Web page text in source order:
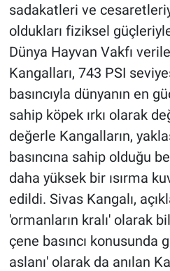
sadakatleri ve
oldukları fiziksel
Dünya Hayvan Vakfı
Kangalları, 743 PSI
basıncıyla dünyanın en
sahip köpek ırkı olarak
değerle Kangalların,
basıncına sahip olduğu
daha yüksek bir ısırma
edildi. Sivas Kangalı,
'ormanların kralı' olarak
çene basıncı konusunda
aslanı' olarak da anılan